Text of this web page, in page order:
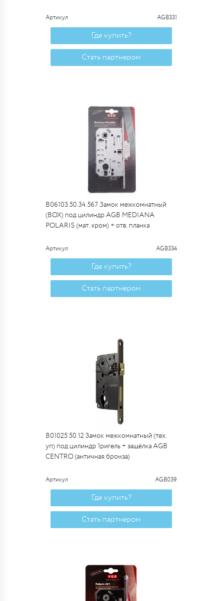
Артикул AGB331
Где купить?
Стать партнером
B06103.50.34.567 Замок межкомнатный
(BOX) под цилиндр AGB MEDIANA
POLARIS (мат. хром) + отв. планка
Артикул AGB334
Где купить?
Стать партнером
B01025.50.12 Замок межкомнатный (тех.
уп) под цилиндр 1ригель + защёлка AGB
CENTRO (античная бронза)
Артикул AGB039
Где купить?
Стать партнером